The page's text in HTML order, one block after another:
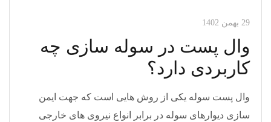
29 بهمن 1402
وال پست در سوله سازی چه
کاربردی دارد؟
وال پست سوله یکی از روش هایی است که جهت ایمن
سازی دیوارهای سوله در برابر انواع نیروی های خارجی